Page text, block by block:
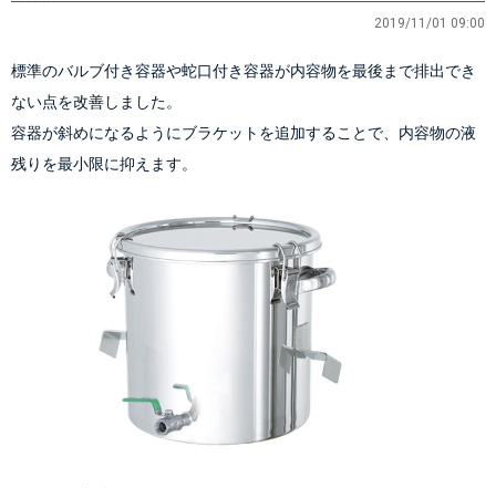
2019/11/01 09:00
標準のバルブ付き容器や蛇口付き容器が内容物を最後まで排出でき
ない点を改善しました。
容器が斜めになるようにブラケットを追加することで、内容物の液
残りを最小限に抑えます。